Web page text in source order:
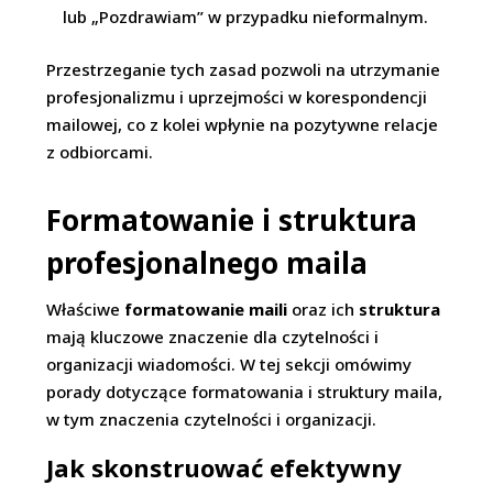
lub „Pozdrawiam” w przypadku nieformalnym.
Przestrzeganie tych zasad pozwoli na utrzymanie
profesjonalizmu i uprzejmości w korespondencji
mailowej, co z kolei wpłynie na pozytywne relacje
z odbiorcami.
Formatowanie i struktura
profesjonalnego maila
Właściwe formatowanie maili oraz ich struktura
mają kluczowe znaczenie dla czytelności i
organizacji wiadomości. W tej sekcji omówimy
porady dotyczące formatowania i struktury maila,
w tym znaczenia czytelności i organizacji.
Jak skonstruować efektywny